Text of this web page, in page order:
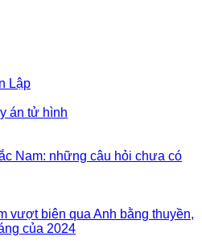
Lập
án tử hình
Nam: những câu hỏi chưa có
vượt biên qua Anh bằng thuyền,
của 2024